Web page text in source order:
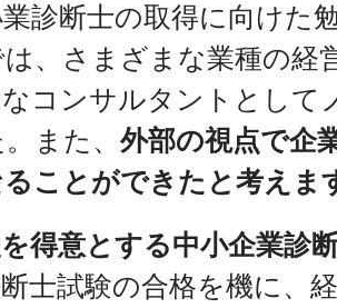
診断士の取得に向けた
、さまざまな業種の経
コンサルタントとして
また、 外部の視点で企
ことができたと考えま
得意とする中小企業診
士試験の合格を機に、